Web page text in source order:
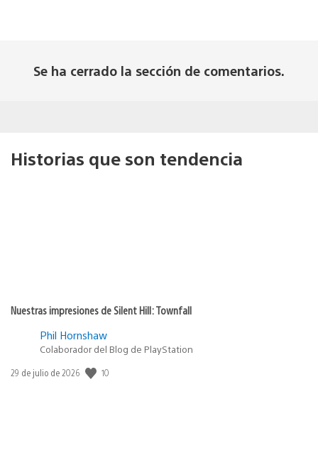
Se ha cerrado la sección de comentarios.
Historias que son tendencia
Nuestras impresiones de Silent Hill: Townfall
Phil Hornshaw
Colaborador del Blog de PlayStation
Fecha
29 de julio de 2026 10